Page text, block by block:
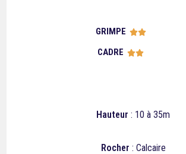
GRIMPE 
CADRE 
Hauteur : 10 à 35m
Rocher : Calcaire